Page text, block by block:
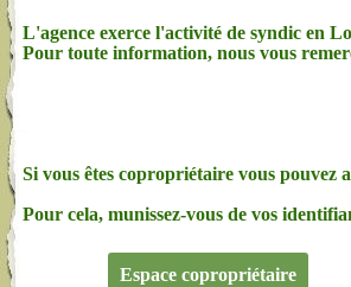
L'agence exerce l'activité de syndic en
Pour toute information, nous vous
Si vous êtes copropriétaire vous pouvez
Pour cela, munissez-vous de vos
Espace copropriétaire